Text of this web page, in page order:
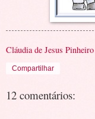
Cláudia de Jesus Pinheiro
Compartilhar
12 comentários: